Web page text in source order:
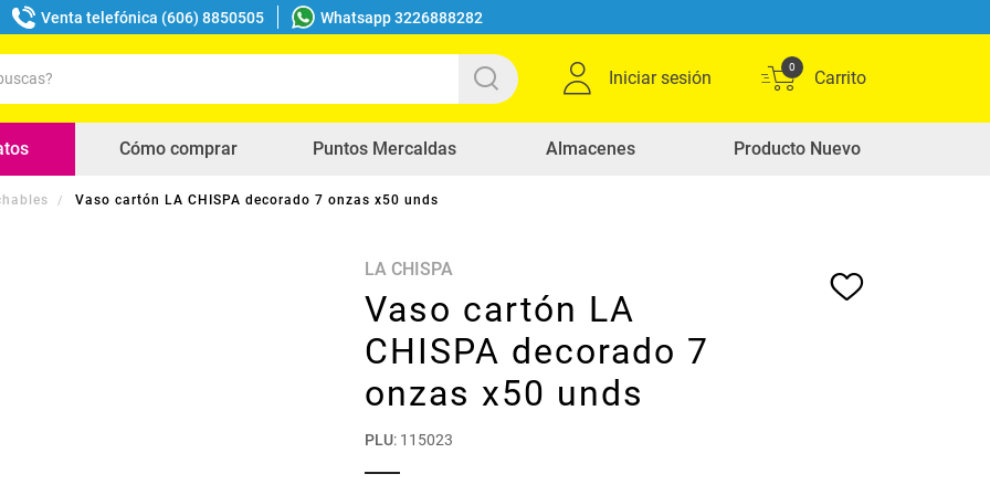
Venta telefónica (606) 8850505 Whatsapp 3226888282
Iniciar sesión
0
Cómo comprar Puntos Mercaldas Almacenes Producto Nuevo
Vaso cartón LA CHISPA decorado 7 onzas x50 unds
LA CHISPA
Vaso cartón LA
CHISPA decorado 7
onzas x50 unds
PLU: 115023
buscados